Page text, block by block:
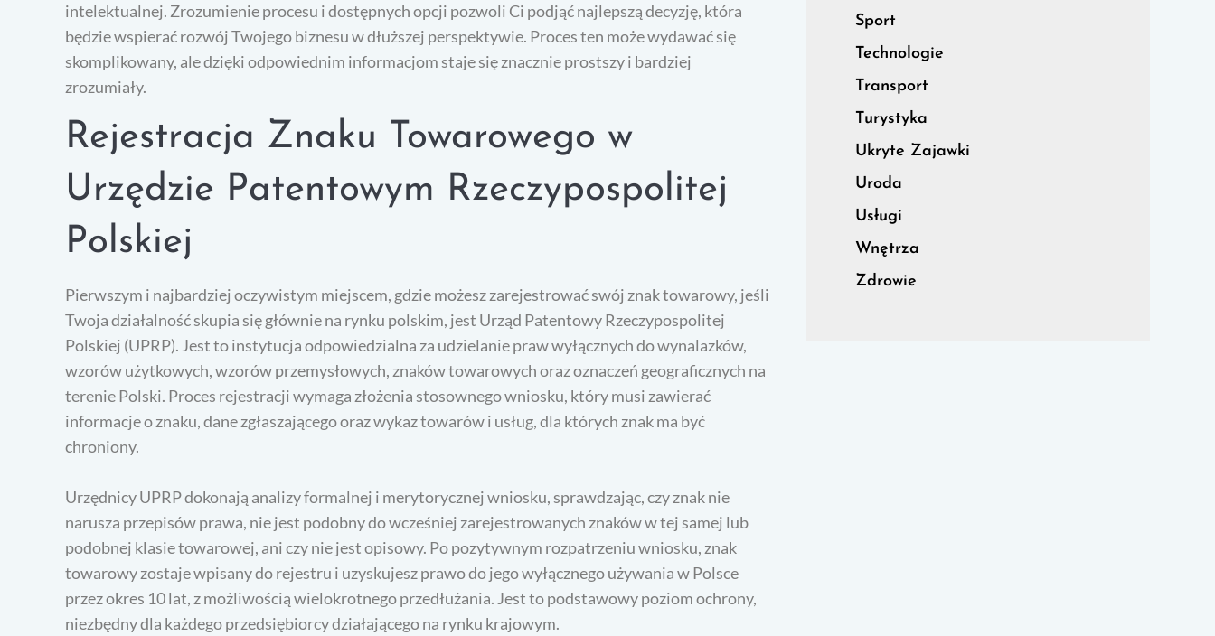
intelektualnej. Zrozumienie procesu i dostępnych opcji pozwoli Ci podjąć najlepszą decyzję, która
będzie wspierać rozwój Twojego biznesu w dłuższej perspektywie. Proces ten może wydawać się
skomplikowany, ale dzięki odpowiednim informacjom staje się znacznie prostszy i bardziej
zrozumiały.
Rejestracja Znaku Towarowego w
Urzędzie Patentowym Rzeczypospolitej
Polskiej
Pierwszym i najbardziej oczywistym miejscem, gdzie możesz zarejestrować swój znak towarowy, jeśli
Twoja działalność skupia się głównie na rynku polskim, jest Urząd Patentowy Rzeczypospolitej
Polskiej (UPRP). Jest to instytucja odpowiedzialna za udzielanie praw wyłącznych do wynalazków,
wzorów użytkowych, wzorów przemysłowych, znaków towarowych oraz oznaczeń geograficznych na
terenie Polski. Proces rejestracji wymaga złożenia stosownego wniosku, który musi zawierać
informacje o znaku, dane zgłaszającego oraz wykaz towarów i usług, dla których znak ma być
chroniony.
Urzędnicy UPRP dokonają analizy formalnej i merytorycznej wniosku, sprawdzając, czy znak nie
narusza przepisów prawa, nie jest podobny do wcześniej zarejestrowanych znaków w tej samej lub
podobnej klasie towarowej, ani czy nie jest opisowy. Po pozytywnym rozpatrzeniu wniosku, znak
towarowy zostaje wpisany do rejestru i uzyskujesz prawo do jego wyłącznego używania w Polsce
przez okres 10 lat, z możliwością wielokrotnego przedłużania. Jest to podstawowy poziom ochrony,
niezbędny dla każdego przedsiębiorcy działającego na rynku krajowym.
Sport
Technologie
Transport
Turystyka
Ukryte Zajawki
Uroda
Usługi
Wnętrza
Zdrowie